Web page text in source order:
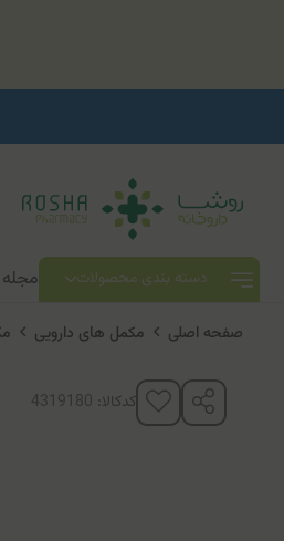
دسته بندی محصولات
صفحه اصلی مکمل های دارویی
کدکالا: